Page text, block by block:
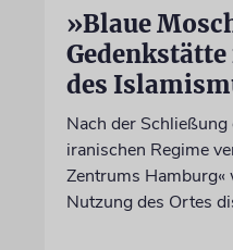
»Blaue
des
Nach der
iranischen Regime
Zentrums
Nutzung des Ortes